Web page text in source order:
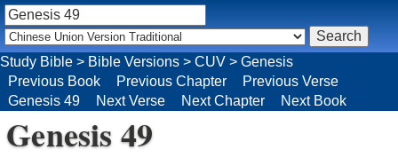
Genesis 49
Study Bible > Bible Versions > CUV > Genesis
Previous Book
Previous Chapter
Previous Verse
Genesis 49
Next Verse Next Chapter Next Book